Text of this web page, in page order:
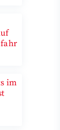
im